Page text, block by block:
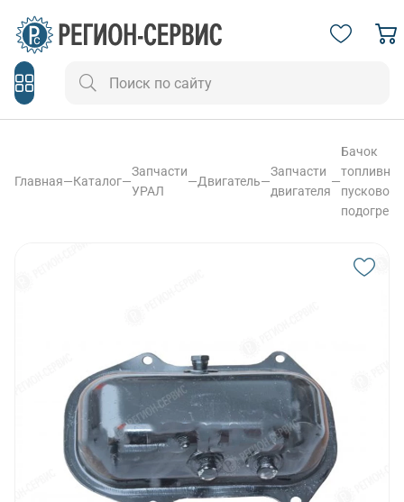
Главная—Каталог—
Запчасти
УРАЛ
—Двигатель—
Запчасти
двигателя
—
Бачок
пускового